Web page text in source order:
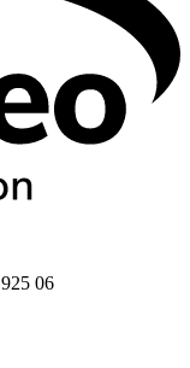
06